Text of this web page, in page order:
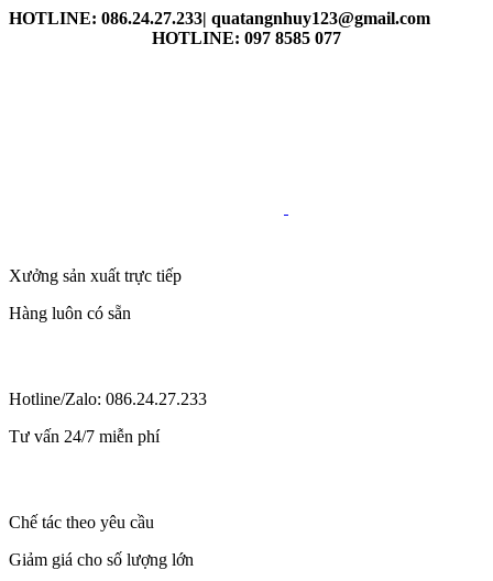
HOTLINE: 086.24.27.233| quatangnhuy123@gmail.com
HOTLINE: 097 8585 077
Xưởng sản xuất trực tiếp
Hàng luôn có sẵn
Hotline/Zalo: 086.24.27.233
Tư vấn 24/7 miễn phí
Chế tác theo yêu cầu
Giảm giá cho số lượng lớn